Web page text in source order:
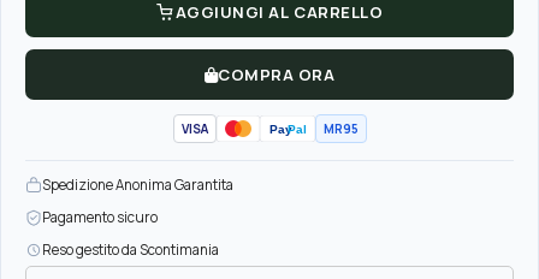
AGGIUNGI AL CARRELLO
COMPRA ORA
VISA PayPal MR95
Spedizione Anonima Garantita
Pagamento sicuro
Reso gestito da Scontimania